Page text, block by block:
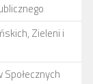
Zieleni i